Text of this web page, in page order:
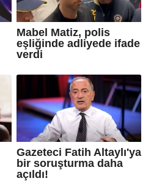
Mabel Matiz, polis
eşliğinde adliyede ifade
verdi
Gazeteci Fatih Altaylı'ya
bir soruşturma daha
açıldı!